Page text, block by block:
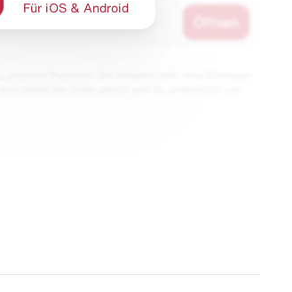
Für iOS & Android